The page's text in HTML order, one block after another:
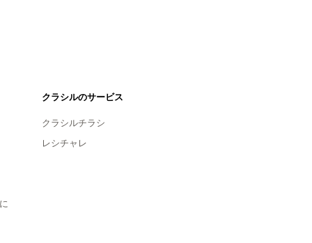
クラシルのサービス
クラシルチラシ
レシチャレ